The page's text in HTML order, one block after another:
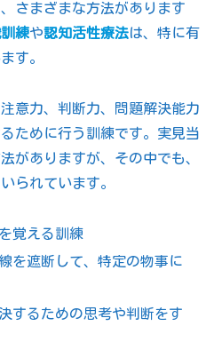
さまざまな方法があります
練や認知活性療法は、特に有
す。
意力、判断力、問題解決能力
ために行う訓練です。実見当
がありますが、その中でも、
られています。
覚える訓練
を遮断して、特定の物事に
するための思考や判断をす